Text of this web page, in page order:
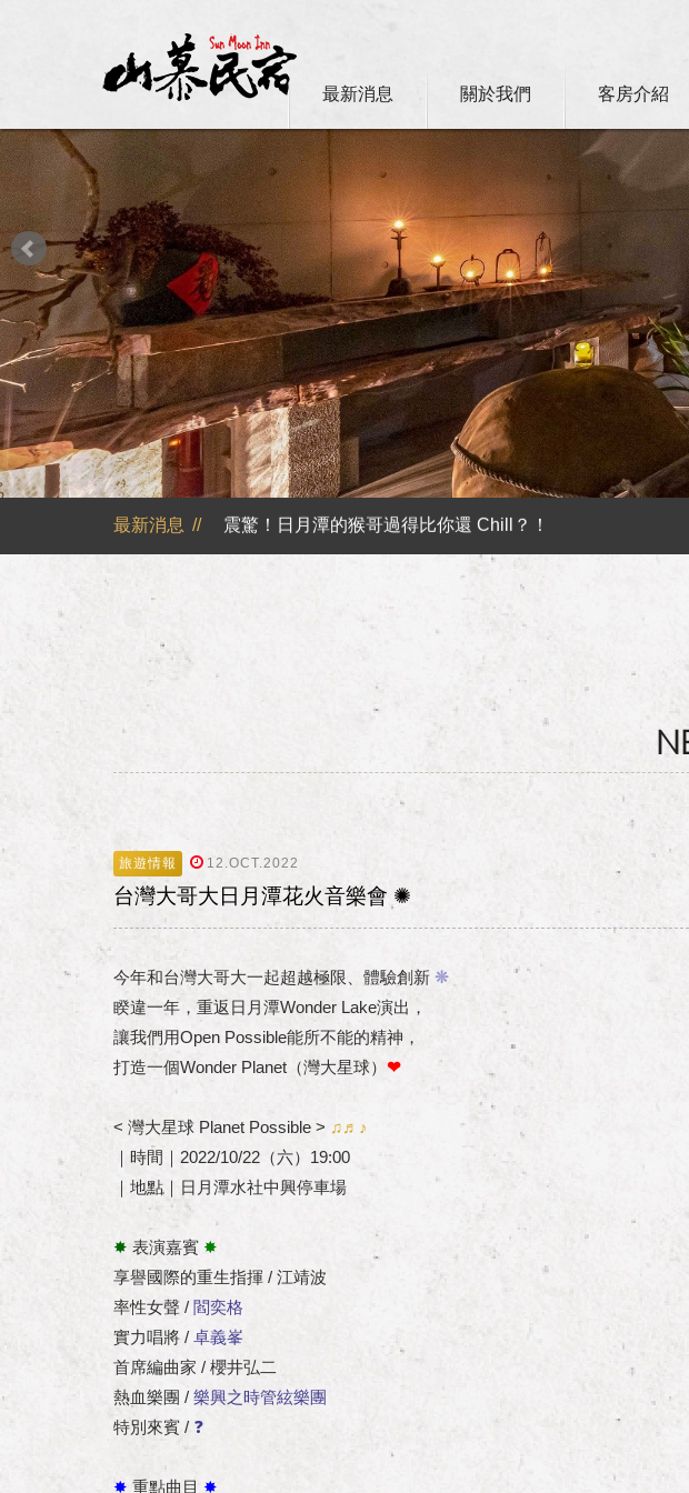
最新消息 關於我們 客房介紹
最新消息 //
日月潭山慕民宿超挺你，國民旅遊卡訂房獨家優惠專案同時
震驚！日月潭的猴哥過得比你還 Chill？！
山慕藝旅不再主動提供一次性旅宿用品 ♻︎
日月潭山慕民宿超挺你，國民旅遊卡訂房獨家優惠專案同時
震驚！日月潭的猴哥過得比你還 Chill？！
旅遊情報 12.OCT.2022
台灣大哥大日月潭花火音樂會 ✺
今年和台灣大哥大一起超越極限、體驗創新 ❊
睽違一年，重返日月潭Wonder Lake演出，
讓我們用Open Possible能所不能的精神，
打造一個Wonder Planet（灣大星球） ❤
< 灣大星球 Planet Possible > ♫♬♪
｜時間｜2022/10/22（六）19:00
｜地點｜日月潭水社中興停車場
✸ 表演嘉賓 ✸
享譽國際的重生指揮 / 江靖波
率性女聲 / 閻奕格
實力唱將 / 卓義峯
首席編曲家 / 櫻井弘二
熱血樂團 / 樂興之時管絃樂團
特別來賓 / ❓
✸ 重點曲目 ✸